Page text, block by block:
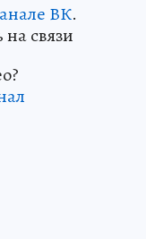
ВК.
связи